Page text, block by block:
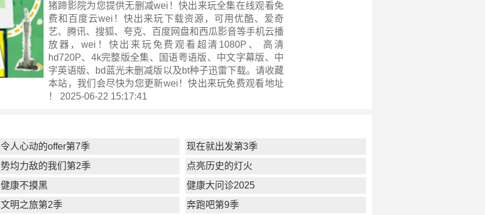
猪蹄影院为您提供无删减wei！快出来玩全集在线观看免
费和百度云wei！快出来玩下载资源，可用优酷、爱奇
艺、腾讯、搜狐、夸克、百度网盘和西瓜影音等手机云播
放器，wei！快出来玩免费观看超清1080P、 高清
hd720P、4k完整版全集、国语粤语版、中文字幕版、中
字英语版、bd蓝光未删减版以及bt种子迅雷下载。请收藏
本站，我们会尽快为您更新wei！快出来玩免费观看地址
！ 2025-06-22 15:17:41
令人心动的offer第7季
现在就出发第3季
势均力敌的我们第2季
点亮历史的灯火
健康不摸黑
健康大问诊2025
文明之旅第2季 奔跑吧第9季